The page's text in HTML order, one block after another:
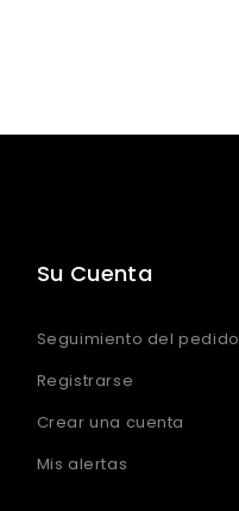
Su Cuenta
Seguimiento del pedido
Registrarse
Crear una cuenta
Mis alertas